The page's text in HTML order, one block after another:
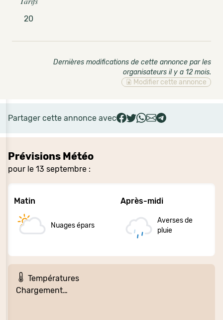
Prévisions Météo
pour le 13 septembre :
Matin
Nuages épars
Après-midi
Averses de
pluie
Températures
Chargement…
20
Dernières modifications de cette annonce par les
organisateurs il y a 12 mois.
Modifier cette annonce
Partager cette annonce avec